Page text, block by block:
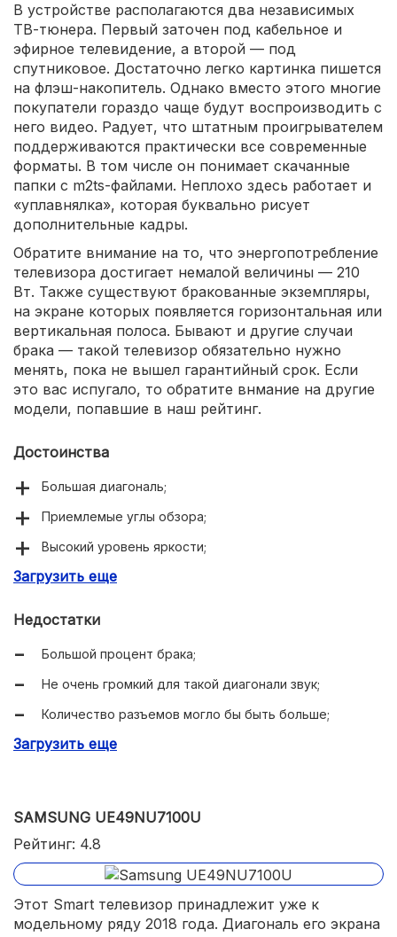
В устройстве располагаются два независимых
ТВ-тюнера. Первый заточен под кабельное и
эфирное телевидение, а второй — под
спутниковое. Достаточно легко картинка пишется
на флэш-накопитель. Однако вместо этого многие
покупатели гораздо чаще будут воспроизводить с
него видео. Радует, что штатным проигрывателем
поддерживаются практически все современные
форматы. В том числе он понимает скачанные
папки с m2ts-файлами. Неплохо здесь работает и
«уплавнялка», которая буквально рисует
дополнительные кадры.
Обратите внимание на то, что энергопотребление
телевизора достигает немалой величины — 210
Вт. Также существуют бракованные экземпляры,
на экране которых появляется горизонтальная или
вертикальная полоса. Бывают и другие случаи
брака — такой телевизор обязательно нужно
менять, пока не вышел гарантийный срок. Если
это вас испугало, то обратите внмание на другие
модели, попавшие в наш рейтинг.
Достоинства
Большая диагональ;
Приемлемые углы обзора;
Высокий уровень яркости;
Есть поддержка спутникового ТВ;
голосовой ввод;
Стабильная работа операционной системы;
4K-разрешение.
Загрузить еще
Недостатки
Большой процент брака;
Не очень громкий для такой диагонали звук;
Количество разъемов могло бы быть больше;
Хлипкая подставка;
Загрузить еще
SAMSUNG UE49NU7100U
Рейтинг: 4.8
Этот Smart телевизор принадлежит уже к
модельному ряду 2018 года. Диагональ его экрана